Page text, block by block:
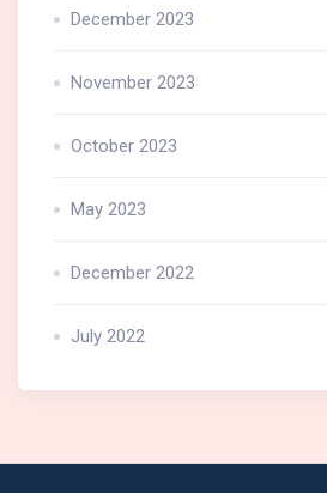
December 2023
November 2023
October 2023
May 2023
December 2022
July 2022